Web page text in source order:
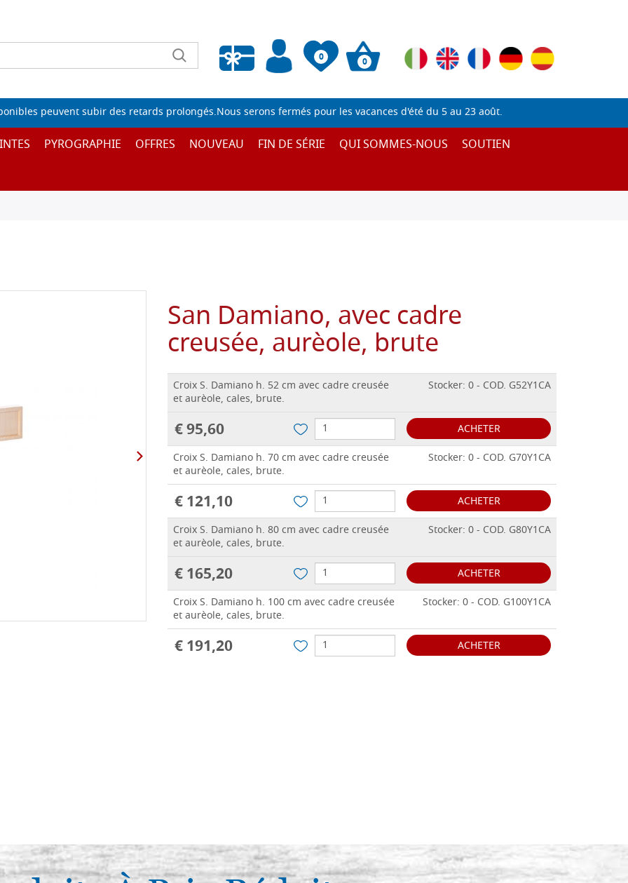
0
Liste de souhaits vide
0
peuvent subir des retards prolongés.Nous serons fermés pour les vacances d'été du 5 au 23 août.
PYROGRAPHIE OFFRES NOUVEAU FIN DE SÉRIE QUI SOMMES-NOUS SOUTIEN
San Damiano, avec cadre
creusée, aurèole, brute
Croix S. Damiano h. 52 cm avec cadre creusée
et aurèole, cales, brute.
Stocker: 0 - COD. G52Y1CA
€ 95,60
ACHETER
Croix S. Damiano h. 70 cm avec cadre creusée
et aurèole, cales, brute.
Stocker: 0 - COD. G70Y1CA
€ 121,10
ACHETER
Croix S. Damiano h. 80 cm avec cadre creusée
et aurèole, cales, brute.
Stocker: 0 - COD. G80Y1CA
€ 165,20
ACHETER
Croix S. Damiano h. 100 cm avec cadre creusée
et aurèole, cales, brute.
Stocker: 0 - COD. G100Y1CA
€ 191,20 ACHETER